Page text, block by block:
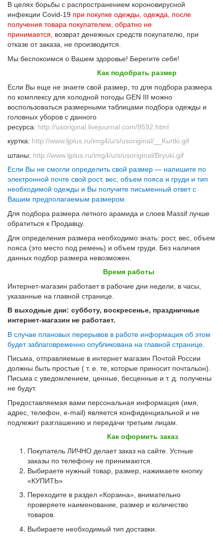
В целях борьбы с распространением короновирусной
инфекции Covid-19 при покупке одежды, одежда, после
получения товара покупателем, обратно не
принимается, возврат денежных средств покупателю, при
отказе от заказа, не производится.
Мы беспокоимся о Вашем здоровье! Берегите себя!
Как подобрать размер
Если Вы еще не знаете свой размер, то для подбора размера
по комплексу для холодной погоды GEN III можно
воспользоваться размерными таблицами подбора одежды и
головных уборов с данного
ресурса: http://usoriginal.livejournal.com/9592.html
куртка: http://www.ljplus.ru/img4/u/s/usoriginal/__Kurtki.gif
штаны: http://www.ljplus.ru/img4/u/s/usoriginal/Bryuki.gif
Если Вы не смогли определить свой размер — напишите по
электронной почте свой рост, вес, объем пояса и груди и тип
необходимой одежды и Вы получите письменный ответ с
Вашим предполагаемым размером.
Для подбора размера летного арамида и слоев Massif лучше
обратиться к Продавцу.
Для определения размера необходимо знать: рост, вес, объем
пояса (это место под ремень) и объем груди. Без наличия
данных подбор размера невозможен.
Время работы
Интернет-магазин работает в рабочие дни недели, в часы,
указанные на главной странице.
В выходные дни: субботу, воскресенье, праздничные
интернет-магазин не работает.
В случае плановых перерывов в работе информация об этом
будет заблаговременно опубликована на главной странице.
Письма, отправляемые в интернет магазин Почтой России
должны быть простые ( т. е. те, которые приносит почтальон).
Письма с уведомлением, ценные, бесценные и т. д. получены
не будут.
Предоставляемая вами персональная информация (имя,
адрес, телефон, e-mail) является конфиденциальной и не
подлежит разглашению и передачи третьим лицам.
Как оформить заказ
Покупатель ЛИЧНО делает заказ на сайте. Устные
заказы по телефону не принимаются.
Выбираете нужный товар, размер, нажимаете кнопку
«КУПИТЬ»
Переходите в раздел «Корзина», внимательно
проверяете наименование, размер и количество
товаров.
Выбираете необходимый тип доставки.